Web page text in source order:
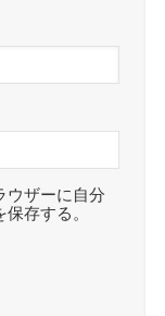
ウザーに自分
存する。